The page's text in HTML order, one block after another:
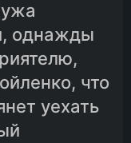
однажды
что
уехать